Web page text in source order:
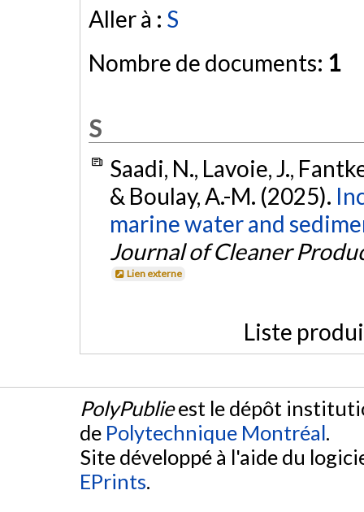
Aller à : S
Nombre de documents: 1
S
Saadi, N., Lavoie, J.,
& Boulay, A.-M. (2025).
marine water and
Journal of Cleaner
Lien externe
Liste
PolyPublieest le dépôt
de Polytechnique Montréal.
Site développé à l'aide du
EPrints.